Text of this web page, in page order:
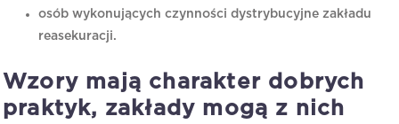
osób wykonujących czynności dystrybucyjne zakładu
reasekuracji.
Wzory mają charakter dobrych
praktyk, zakłady mogą z nich